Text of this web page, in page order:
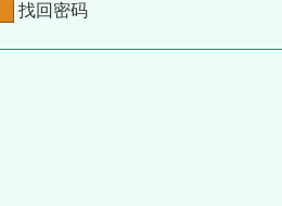
找回密码